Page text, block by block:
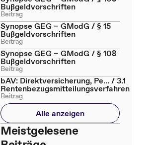
Bußgeldvorschriften
Beitrag
Synopse GEG – GModG / § 15
Bußgeldvorschriften
Beitrag
Synopse GEG – GModG / § 108
Bußgeldvorschriften
Beitrag
bAV: Direktversicherung, Pe... / 3.1
Rentenbezugsmitteilungsverfahren
Beitrag
Alle anzeigen
Meistgelesene